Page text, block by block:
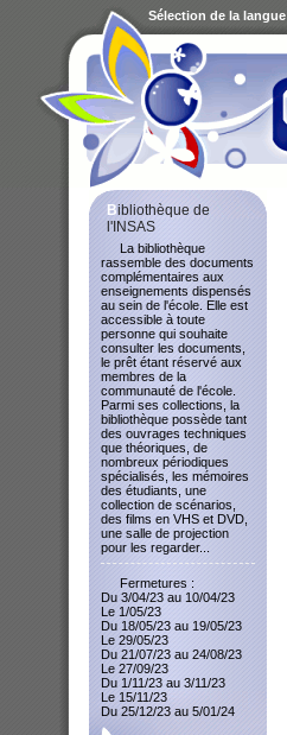
Bibliothèque de
l'INSAS
La bibliothèque
rassemble des documents
complémentaires aux
enseignements dispensés
au sein de l'école. Elle est
accessible à toute
personne qui souhaite
consulter les documents,
le prêt étant réservé aux
membres de la
communauté de l'école.
Parmi ses collections, la
bibliothèque possède tant
des ouvrages techniques
que théoriques, de
nombreux périodiques
spécialisés, les mémoires
des étudiants, une
collection de scénarios,
des films en VHS et DVD,
une salle de projection
pour les regarder...
Fermetures :
Du 3/04/23 au 10/04/23
Le 1/05/23
Du 18/05/23 au 19/05/23
Le 29/05/23
Du 21/07/23 au 24/08/23
Le 27/09/23
Du 1/11/23 au 3/11/23
Le 15/11/23
Du 25/12/23 au 5/01/24
Sélection de la langue